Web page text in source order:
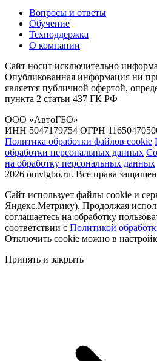
Вопросы и ответы
Обучение
Техподдержка
О компании
Сайт носит исключительно
Опубликованная информация ни
является публичной офертой,
пункта 2 статьи 437 ГК РФ
ООО «АвтоГБО»
ИНН 5047179754 ОГРН
Политика обработки файлов cookie
обработки персональных данных
на обработку персональных данных
2026 omvlgbo.ru. Все права
Сайт использует файлы cookie и
Яндекс.Метрику). Продолжая
соглашаетесь на обработку
соответствии с Политикой
Отключить cookie можно в
Принять и закрыть